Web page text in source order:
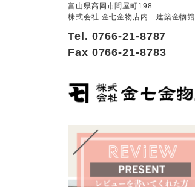
富山県高岡市問屋町198
株式会社 金七金物店内 建築金物館
Tel. 0766-21-8787
Fax 0766-21-8783